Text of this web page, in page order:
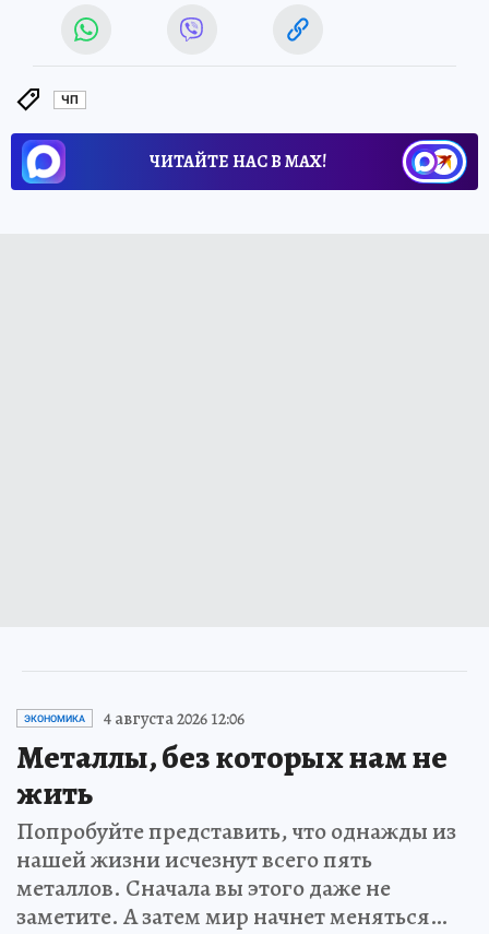
ЧП
ЧИТАЙТЕ НАС В МАХ!
ЭКОНОМИКА 4 августа 2026 12:06
Металлы, без которых нам не
жить
Попробуйте представить, что однажды из
нашей жизни исчезнут всего пять
металлов. Сначала вы этого даже не
заметите. А затем мир начнет меняться…